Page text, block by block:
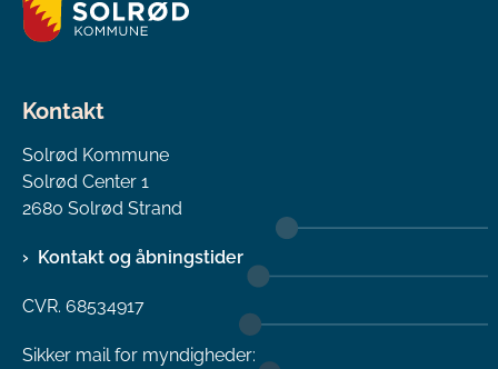
Kontakt
Solrød Kommune
Solrød Center 1
2680 Solrød Strand
Kontakt og åbningstider
CVR. 68534917
Sikker mail for myndigheder: